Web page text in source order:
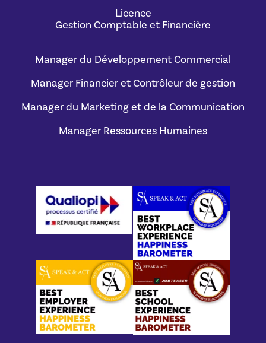
Licence
Gestion Comptable et Financière
Manager du Développement Commercial
Manager Financier et Contrôleur de gestion
Manager du Marketing et de la Communication
Manager Ressources Humaines